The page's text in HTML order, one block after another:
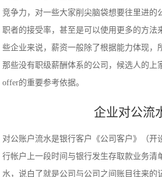
竞争力，对一些大家削尖脑袋想要往里进的
职者的接受率，甚至是可以使用更多的方法
些企业来说，薪资一般除了根据能力体现，
那些没有职级薪酬体系的公司，候选人的上
offer的重要参考依据。
企业对公流
对公账户流水是银行客户《公司客户》（开
行帐户上一段时间与银行发生存取款业务清
水，说白了就是公司与公司之间账目往来的